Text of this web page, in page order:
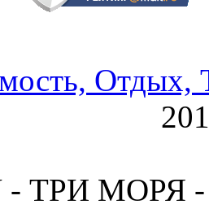
Отдых,
- ТРИ МОРЯ -